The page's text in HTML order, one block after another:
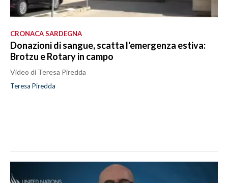
CRONACA SARDEGNA
Donazioni di sangue, scatta l'emergenza estiva:
Brotzu e Rotary in campo
Video di Teresa Piredda
Teresa Piredda